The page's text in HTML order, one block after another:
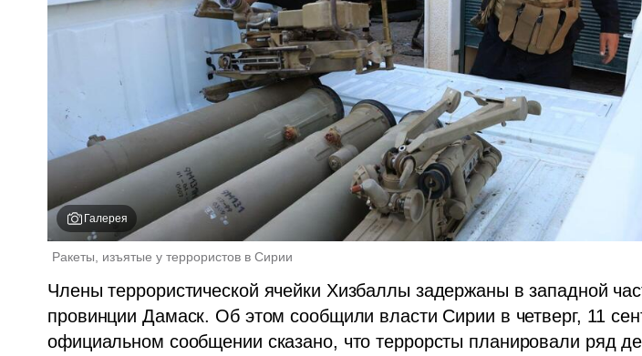
Галерея
Ракеты, изъятые у террористов в Сирии
Члены террористической ячейки Хизбаллы задержаны в западной
провинции Дамаск. Об этом сообщили власти Сирии в четверг, 11
официальном сообщении сказано, что террорсты планировали ряд